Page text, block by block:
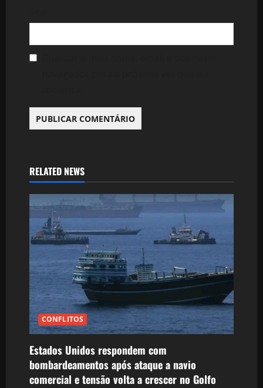
RELATED NEWS
CONFLITOS
Estados Unidos respondem com
bombardeamentos após ataque a navio
comercial e tensão volta a crescer no Golfo